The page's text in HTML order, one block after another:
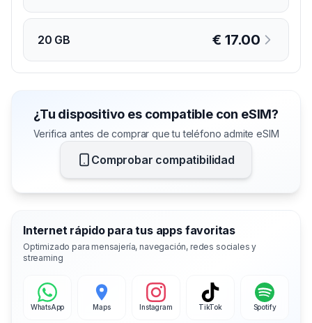
20 GB € 17.00
¿Tu dispositivo es compatible con eSIM?
Verifica antes de comprar que tu teléfono admite eSIM
Comprobar compatibilidad
Internet rápido para tus apps favoritas
Optimizado para mensajería, navegación, redes sociales y
streaming
WhatsApp Maps Instagram TikTok Spotify